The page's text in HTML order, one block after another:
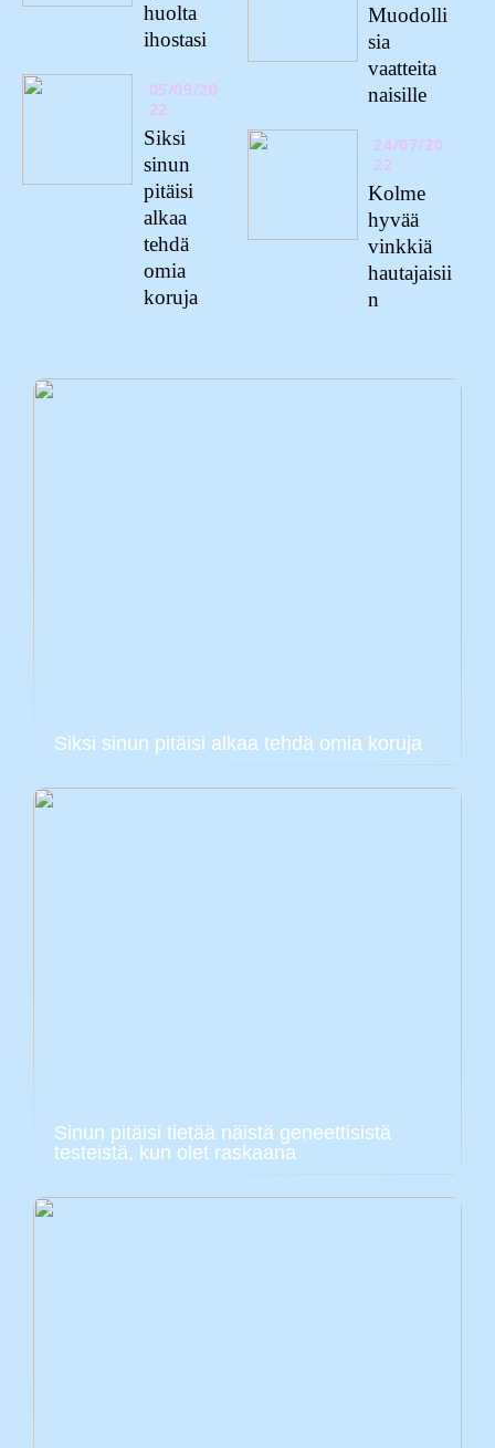
huolta
ihostasi
05/09/20
22
Siksi
sinun
pitäisi
alkaa
tehdä
omia
koruja
Muodolli
sia
vaatteita
naisille
24/07/20
22
Kolme
hyvää
vinkkiä
hautajaisii
n
Siksi sinun pitäisi alkaa tehdä omia koruja
Sinun pitäisi tietää näistä geneettisistä
testeistä, kun olet raskaana